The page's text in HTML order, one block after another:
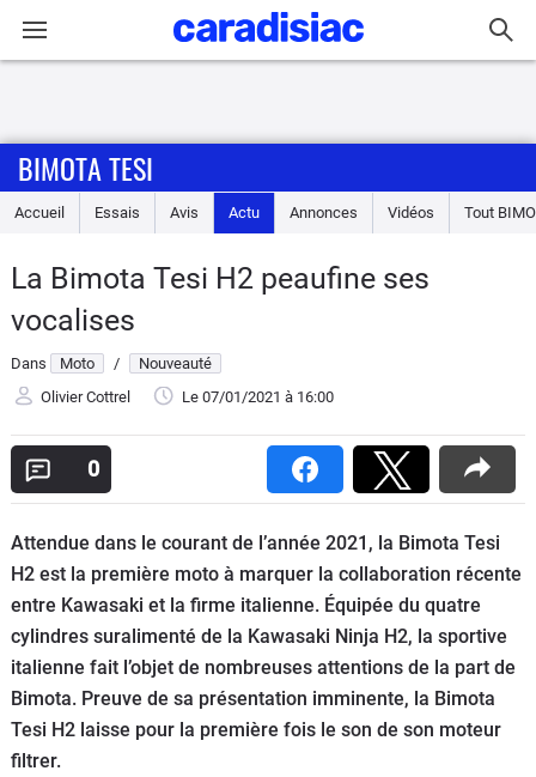
Accueil
Essais
Equipement
Forum
Scooters
&
Marques
Services
BIMOTA TESI
Accueil Essais Avis Actu Annonces Vidéos Tout
La Bimota Tesi H2 peaufine ses
vocalises
Dans Moto /
Nouveauté
Olivier Cottrel
Le 07/01/2021 à 16:00
0
Attendue dans le courant de l’année 2021, la Bimota Tesi
H2 est la première moto à marquer la collaboration récente
entre Kawasaki et la firme italienne. Équipée du quatre
cylindres suralimenté de la Kawasaki Ninja H2, la sportive
italienne fait l’objet de nombreuses attentions de la part de
Bimota. Preuve de sa présentation imminente, la Bimota
Tesi H2 laisse pour la première fois le son de son moteur
filtrer.